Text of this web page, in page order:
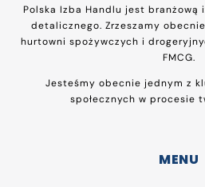
Polska Izba Handlu jest branżową
detalicznego. Zrzeszamy
hurtowni spożywczych i
FMCG.
Jesteśmy obecnie jednym z
społecznych w procesie
MENU